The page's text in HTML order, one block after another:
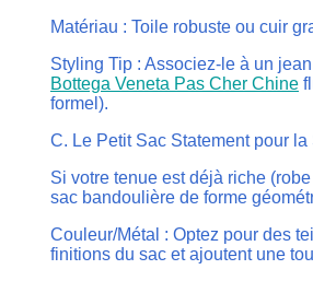
Matériau : Toile robuste ou cuir
Styling Tip : Associez-le à un
Bottega Veneta Pas Cher Chine
formel).
C. Le Petit Sac Statement pour la
Si votre tenue est déjà riche
sac bandoulière de forme
Couleur/Métal : Optez pour des
finitions du sac et ajoutent une